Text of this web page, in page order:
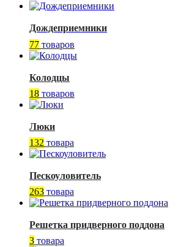
Дождеприемники
77 товаров
Колодцы
18 товаров
Люки
132 товара
Пескоуловитель
263 товара
Решетка придверного поддона
3 товара